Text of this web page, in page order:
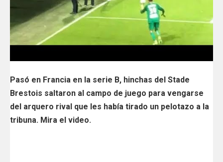
Pasó en Francia en la serie B, hinchas del Stade
Brestois saltaron al campo de juego para vengarse
del arquero rival que les había tirado un pelotazo a la
tribuna. Mira el video.